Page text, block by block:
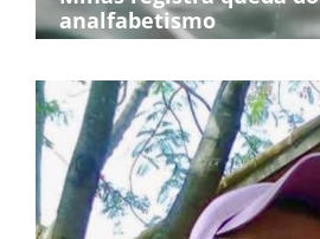
analfabetismo